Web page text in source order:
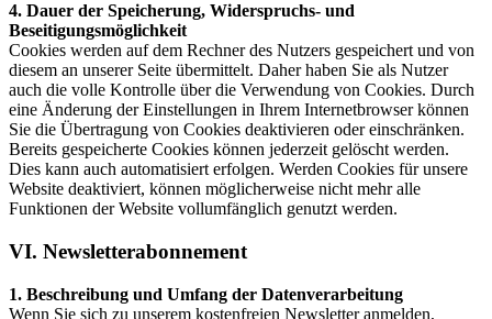
4. Dauer der Speicherung, Widerspruchs- und
Beseitigungsmöglichkeit
Cookies werden auf dem Rechner des Nutzers gespeichert und von
diesem an unserer Seite übermittelt. Daher haben Sie als Nutzer
auch die volle Kontrolle über die Verwendung von Cookies. Durch
eine Änderung der Einstellungen in Ihrem Internetbrowser können
Sie die Übertragung von Cookies deaktivieren oder einschränken.
Bereits gespeicherte Cookies können jederzeit gelöscht werden.
Dies kann auch automatisiert erfolgen. Werden Cookies für unsere
Website deaktiviert, können möglicherweise nicht mehr alle
Funktionen der Website vollumfänglich genutzt werden.
VI. Newsletterabonnement
1. Beschreibung und Umfang der Datenverarbeitung
Wenn Sie sich zu unserem kostenfreien Newsletter anmelden,